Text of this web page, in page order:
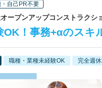
自己PR不要
ープンアップコンストラク
OK！事務+αのスキ
職種・業種未経験OK 完全週休